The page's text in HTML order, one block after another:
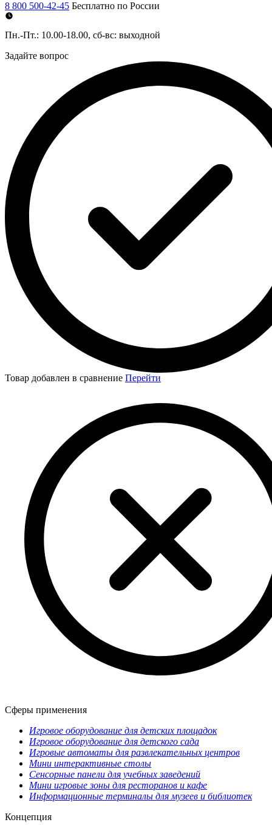
8 800 500-42-45 Бесплатно по России
Пн.-Пт.: 10.00-18.00, сб-вс: выходной
Задайте вопрос
Товар добавлен в сравнение Перейти
Сферы применения
Игровое оборудование для детских площадок
Игровое оборудование для детского сада
Игровые автоматы для развлекательных центров
Мини интерактивные столы
Сенсорные панели для учебных заведений
Мини игровые зоны для ресторанов и кафе
Информационные терминалы для музеев и библиотек
Концепция